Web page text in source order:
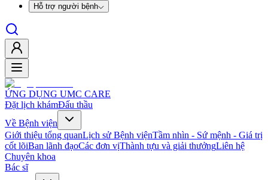
Hỗ trợ người bệnh
ỨNG DỤNG UMC CARE
Đặt lịch khámĐấu thầu
Về Bệnh viện
Giới thiệu tổng quanLịch sử Bệnh việnTầm nhìn - Sứ mệnh - Giá trị
cốt lõiBan lãnh đạoCác đơn vịThành tựu và giải thưởngLiên hệ
Chuyên khoa
Bác sĩ